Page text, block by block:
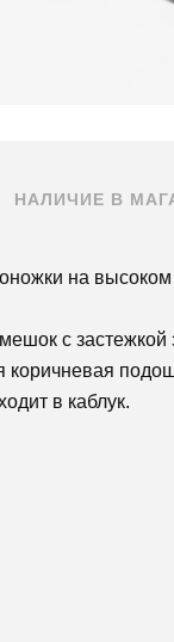
НАЛИЧИЕ В
на высоком
с застежкой
коричневая
в каблук.